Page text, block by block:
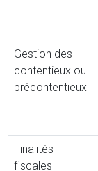
Gestion des
contentieux ou
précontentieux
Finalités
fiscales